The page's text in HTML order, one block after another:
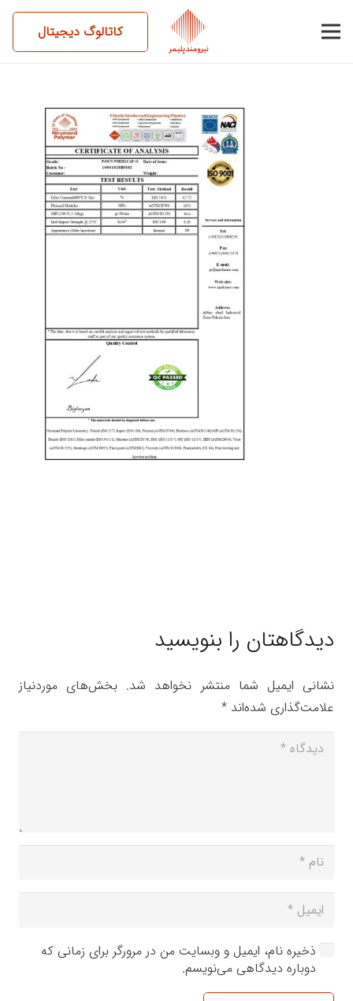
کاتالوگ دیجیتال
14041028BM02-P40CN-
WHEELCAP41
دیدگاهتان را بنویسید
نشانی ایمیل شما منتشر نخواهد شد. بخش‌های موردنیاز
علامت‌گذاری شده‌اند *
ذخیره نام، ایمیل و وبسایت من در مرورگر برای زمانی که
دوباره دیدگاهی می‌نویسم.